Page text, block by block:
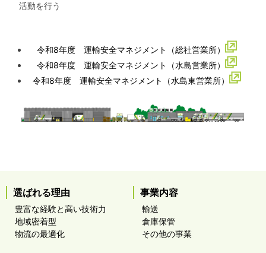
活動を行う
令和8年度 運輸安全マネジメント（総社営業所）
令和8年度 運輸安全マネジメント（水島営業所）
令和8年度 運輸安全マネジメント（水島東営業所）
選ばれる理由
豊富な経験と高い技術力
地域密着型
物流の最適化
事業内容
輸送
倉庫保管
その他の事業